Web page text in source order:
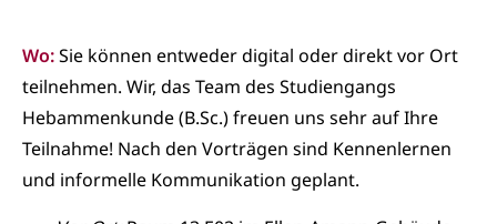
Wo:Sie können entweder digital oder direkt vor Ort
teilnehmen. Wir, das Team des Studiengangs
Hebammenkunde (B.Sc.) freuen uns sehr auf Ihre
Teilnahme! Nach den Vorträgen sind Kennenlernen
und informelle Kommunikation geplant.